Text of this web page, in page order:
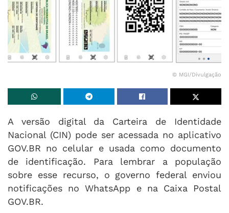
© MGI/Divulgação
A versão digital da Carteira de Identidade
Nacional (CIN) pode ser acessada no aplicativo
GOV.BR no celular e usada como documento
de identificação. Para lembrar a população
sobre esse recurso, o governo federal enviou
notificações no WhatsApp e na Caixa Postal
GOV.BR.